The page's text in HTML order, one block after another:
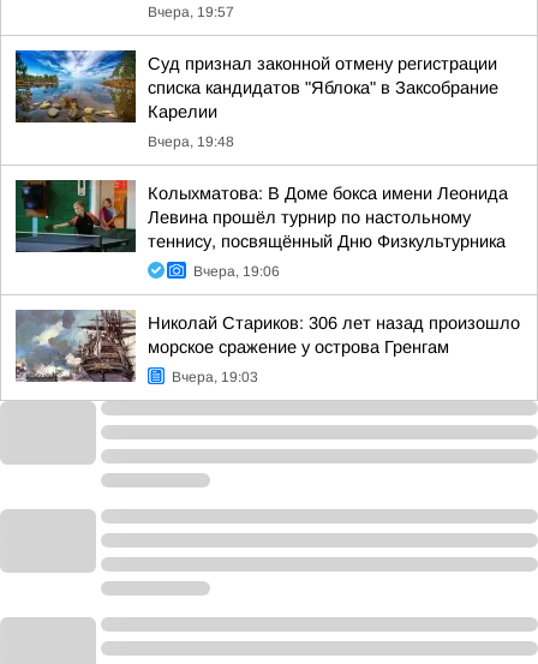
Вчера, 19:57
Суд признал законной отмену регистрации
списка кандидатов "Яблока" в Заксобрание
Карелии
Вчера, 19:48
Колыхматова: В Доме бокса имени Леонида
Левина прошёл турнир по настольному
теннису, посвящённый Дню Физкультурника
Вчера, 19:06
Николай Стариков: 306 лет назад произошло
морское сражение у острова Гренгам
Вчера, 19:03